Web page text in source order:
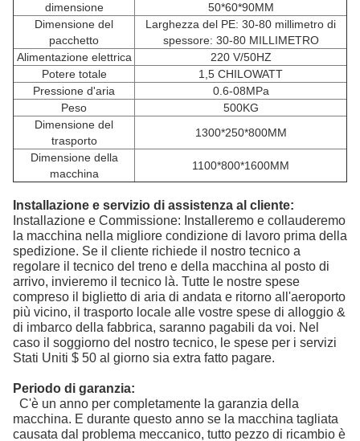
dimensione
50*60*90MM
Dimensione del
pacchetto
Larghezza del PE: 30-80 millimetro di
spessore: 30-80 MILLIMETRO
Alimentazione elettrica
220 V/50HZ
Potere totale
1,5 CHILOWATT
Pressione d'aria
0.6-08MPa
Peso
500KG
Dimensione del
trasporto
1300*250*800MM
Dimensione della
macchina
1100*800*1600MM
Installazione e servizio di assistenza al cliente:
Installazione e Commissione: Installeremo e collauderemo
la macchina nella migliore condizione di lavoro prima della
spedizione. Se il cliente richiede il nostro tecnico a
regolare il tecnico del treno e della macchina al posto di
arrivo, invieremo il tecnico là. Tutte le nostre spese
compreso il biglietto di aria di andata e ritorno all'aeroporto
più vicino, il trasporto locale alle vostre spese di alloggio &
di imbarco della fabbrica, saranno pagabili da voi. Nel
caso il soggiorno del nostro tecnico, le spese per i servizi
Stati Uniti $ 50 al giorno sia extra fatto pagare.
Periodo di garanzia:
C'è un anno per completamente la garanzia della
macchina. E durante questo anno se la macchina tagliata
causata dal problema meccanico, tutto pezzo di ricambio è